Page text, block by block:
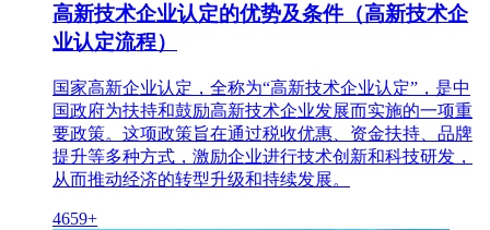
高新技术企业认定的优势及条件（高新技术企
业认定流程）
国家高新企业认定，全称为“高新技术企业认定”，是中
国政府为扶持和鼓励高新技术企业发展而实施的一项重
要政策。这项政策旨在通过税收优惠、资金扶持、品牌
提升等多种方式，激励企业进行技术创新和科技研发，
从而推动经济的转型升级和持续发展。
4659+